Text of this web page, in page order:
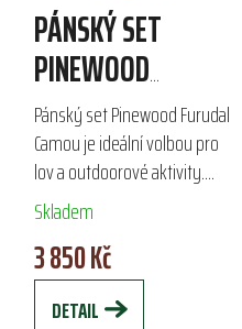
PÁNSKÝ SET
PINEWOOD
FURUDAL CAMOU
Pánský set Pinewood Furudal
Camou je ideální volbou pro
lov a outdoorové aktivity.
Vyrobený z odolného
polyesteru s ekologickou
impregnací Bionic Finish® Eco,
nabízí volný střih...
Skladem
3 850 Kč
DETAIL